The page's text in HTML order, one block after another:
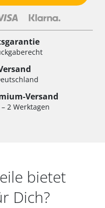
Versand
2 Werktagen
bietet
Dich?